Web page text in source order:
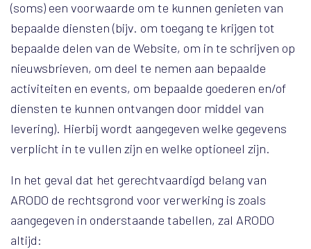
(soms) een voorwaarde om te kunnen genieten van
bepaalde diensten (bijv. om toegang te krijgen tot
bepaalde delen van de Website, om in te schrijven op
nieuwsbrieven, om deel te nemen aan bepaalde
activiteiten en events, om bepaalde goederen en/of
diensten te kunnen ontvangen door middel van
levering). Hierbij wordt aangegeven welke gegevens
verplicht in te vullen zijn en welke optioneel zijn.
In het geval dat het gerechtvaardigd belang van
ARODO de rechtsgrond voor verwerking is zoals
aangegeven in onderstaande tabellen, zal ARODO
altijd: